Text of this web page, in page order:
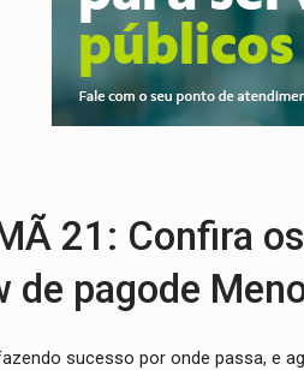
Seis lugares gratuitos
FTICCO e Força Tática
INCLUSÃO:Prefeitura fortalece
21: Confira
de pagode
sucesso por onde passa, e